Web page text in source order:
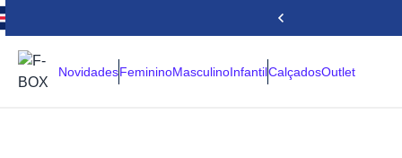
NovidadesFemininoMasculinoInfantilCalçadosOutlet